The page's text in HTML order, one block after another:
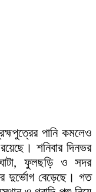
পানি কমলেও
শনিবার দিনভর
ফুলছড়ি ও সদর
দুর্ভোগ বেড়েছে। গত